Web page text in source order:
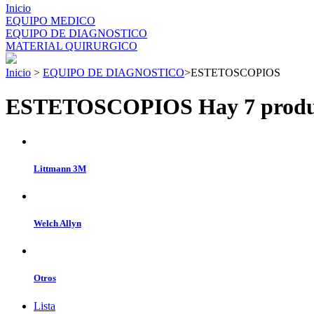
Inicio
EQUIPO MEDICO
EQUIPO DE DIAGNOSTICO
MATERIAL QUIRURGICO
Inicio > EQUIPO DE DIAGNOSTICO>ESTETOSCOPIOS
ESTETOSCOPIOS Hay 7
Littmann 3M
Welch Allyn
Otros
Lista